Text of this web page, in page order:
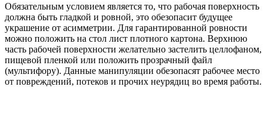
Обязательным условием является то, что рабочая поверхность
должна быть гладкой и ровной, это обезопасит будущее
украшение от асимметрии. Для гарантированной ровности
можно положить на стол лист плотного картона. Верхнюю
часть рабочей поверхности желательно застелить целлофаном,
пищевой пленкой или положить прозрачный файл
(мультифору). Данные манипуляции обезопасят рабочее место
от повреждений, потеков и прочих неурядиц во время работы.